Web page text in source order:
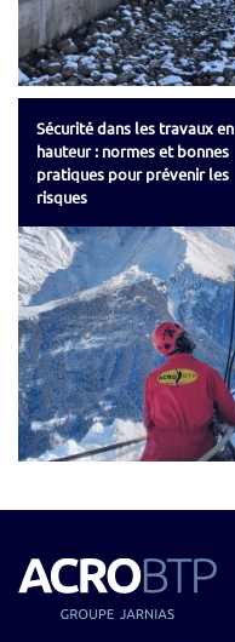
Sécurité dans les travaux en
hauteur : normes et bonnes
pratiques pour prévenir les
risques